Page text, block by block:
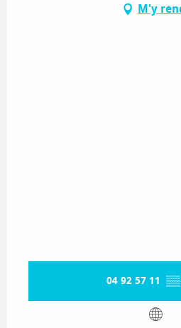
M'y
04 92 57 11 ▒▒